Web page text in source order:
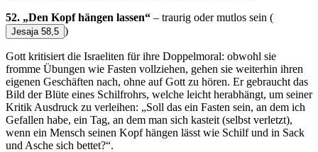
52. „Den Kopf hängen lassen“ – traurig oder mutlos sein (
Jesaja 58,5 )
Gott kritisiert die Israeliten für ihre Doppelmoral: obwohl sie
fromme Übungen wie Fasten vollziehen, gehen sie weiterhin ihren
eigenen Geschäften nach, ohne auf Gott zu hören. Er gebraucht das
Bild der Blüte eines Schilfrohrs, welche leicht herabhängt, um seiner
Kritik Ausdruck zu verleihen: „Soll das ein Fasten sein, an dem ich
Gefallen habe, ein Tag, an dem man sich kasteit (selbst verletzt),
wenn ein Mensch seinen Kopf hängen lässt wie Schilf und in Sack
und Asche sich bettet?“.